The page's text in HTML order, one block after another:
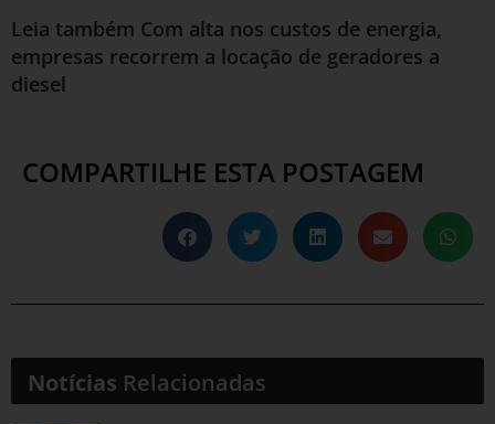
Leia também Com alta nos custos de energia,
empresas recorrem a locação de geradores a
diesel
COMPARTILHE ESTA POSTAGEM
Notícias Relacionadas